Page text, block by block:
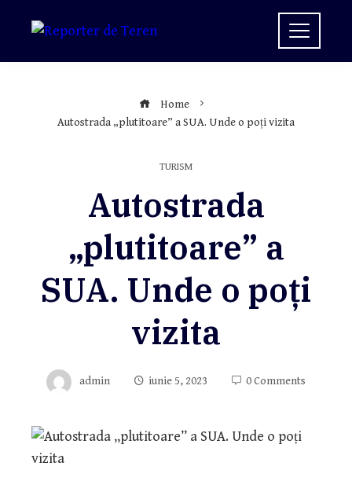
Home
Autostrada „plutitoare” a SUA. Unde o poți vizita
TURISM
Autostrada
„plutitoare” a
SUA. Unde o poți
vizita
admin iunie 5, 2023 0 Comments